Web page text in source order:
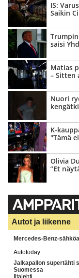
IS:
Saikin
saisi
Matias
– Sitten
Nuori
K-
"Tämä
Olivia
”Et
Autot ja liikenne
Mercedes-Benz-
Autotoday
Jalkapallon supertähti
Suomessa
Iltalehti